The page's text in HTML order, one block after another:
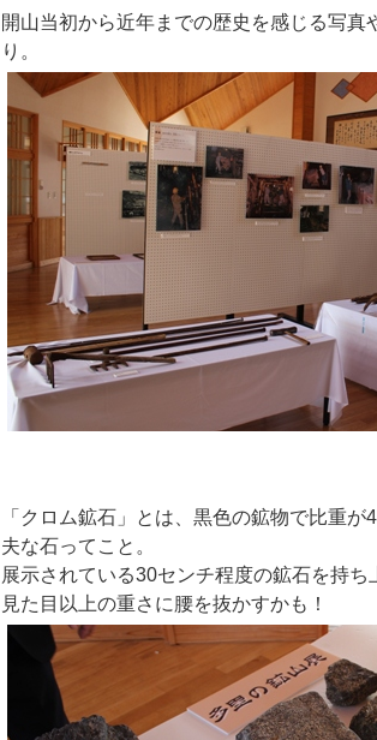
開山当初から近年までの歴史を感じる写
り。
「クロム鉱石」とは、黒色の鉱物で比重
夫な石ってこと。
展示されている30センチ程度の鉱石を持ち
見た目以上の重さに腰を抜かすかも！